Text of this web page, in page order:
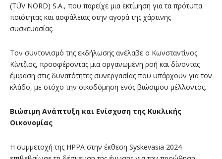
(TÜV NORD) S.A., που παρείχε μια εκτίμηση για τα πρότυπα
ποιότητας και ασφάλειας στην αγορά της χάρτινης
συσκευασίας.
Τον συντονισμό της εκδήλωσης ανέλαβε ο Κωνσταντίνος
Κίντζιος, προσφέροντας μια οργανωμένη ροή και δίνοντας
έμφαση στις δυνατότητες συνεργασίας που υπάρχουν για τον
κλάδο, με στόχο την οικοδόμηση ενός βιώσιμου μέλλοντος.
Βιώσιμη Ανάπτυξη και Ενίσχυση της Κυκλικής
Οικονομίας
Η συμμετοχή της HPPA στην έκθεση Syskevasia 2024